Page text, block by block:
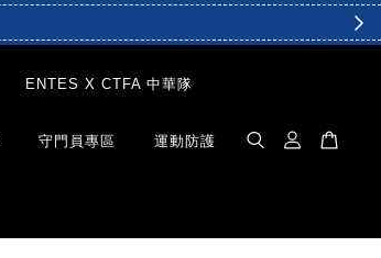
ENTES X CTFA 中華隊
守門員專區 運動防護